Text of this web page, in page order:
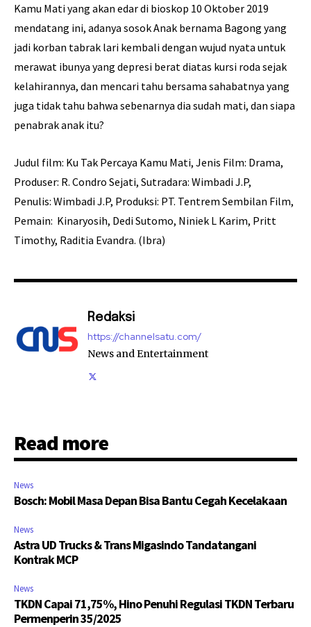
Kamu Mati yang akan edar di bioskop 10 Oktober 2019
mendatang ini, adanya sosok Anak bernama Bagong yang
jadi korban tabrak lari kembali dengan wujud nyata untuk
merawat ibunya yang depresi berat diatas kursi roda sejak
kelahirannya, dan mencari tahu bersama sahabatnya yang
juga tidak tahu bahwa sebenarnya dia sudah mati, dan siapa
penabrak anak itu?
Judul film: Ku Tak Percaya Kamu Mati, Jenis Film: Drama,
Produser: R. Condro Sejati, Sutradara: Wimbadi J.P,
Penulis: Wimbadi J.P, Produksi: PT. Tentrem Sembilan Film,
Pemain: Kinaryosih, Dedi Sutomo, Niniek L Karim, Pritt
Timothy, Raditia Evandra. (Ibra)
Redaksi
https://channelsatu.com/
News and Entertainment
Read more
News
Bosch: Mobil Masa Depan Bisa Bantu Cegah Kecelakaan
News
Astra UD Trucks & Trans Migasindo Tandatangani
Kontrak MCP
News
TKDN Capai 71,75%, Hino Penuhi Regulasi TKDN Terbaru
Permenperin 35/2025